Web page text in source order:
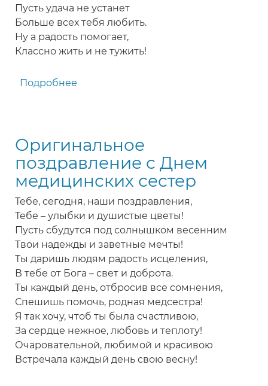
Пусть удача не устанет
Больше всех тебя любить.
Ну а радость помогает,
Классно жить и не тужить!
Подробнее
праздником
Оригинальное
поздравление с Днем
медицинских сестер
Тебе, сегодня, наши поздравления,
Тебе – улыбки и душистые цветы!
Пусть сбудутся под солнышком весенним
Твои надежды и заветные мечты!
Ты даришь людям радость исцеления,
В тебе от Бога – свет и доброта.
Ты каждый день, отбросив все сомнения,
Спешишь помочь, родная медсестра!
Я так хочу, чтоб ты была счастливою,
За сердце нежное, любовь и теплоту!
Очаровательной, любимой и красивою
Встречала каждый день свою весну!